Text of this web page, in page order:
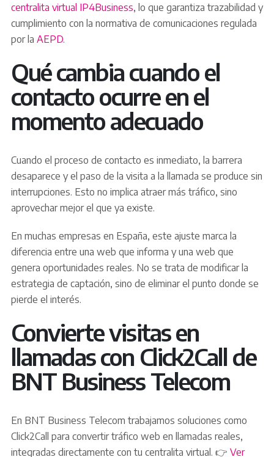
centralita virtual IP4Business, lo que garantiza trazabilidad y
cumplimiento con la normativa de comunicaciones regulada
por la AEPD.
Qué cambia cuando el
contacto ocurre en el
momento adecuado
Cuando el proceso de contacto es inmediato, la barrera
desaparece y el paso de la visita a la llamada se produce sin
interrupciones. Esto no implica atraer más tráfico, sino
aprovechar mejor el que ya existe.
En muchas empresas en España, este ajuste marca la
diferencia entre una web que informa y una web que
genera oportunidades reales. No se trata de modificar la
estrategia de captación, sino de eliminar el punto donde se
pierde el interés.
Convierte visitas en
llamadas con Click2Call de
BNT Business Telecom
En BNT Business Telecom trabajamos soluciones como
Click2Call para convertir tráfico web en llamadas reales,
integradas directamente con tu centralita virtual. 👉 Ver